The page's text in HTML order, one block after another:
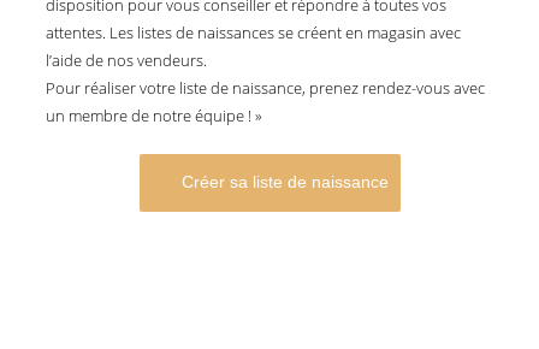
disposition pour vous conseiller et répondre à toutes vos
attentes. Les listes de naissances se créent en magasin avec
l’aide de nos vendeurs.
Pour réaliser votre liste de naissance, prenez rendez-vous avec
un membre de notre équipe ! »
Créer sa liste de naissance